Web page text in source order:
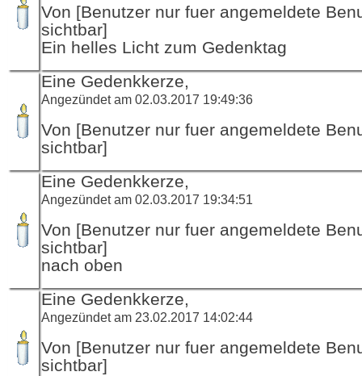
Von [Benutzer nur fuer angemeldete
sichtbar]
Ein helles Licht zum Gedenktag
Eine Gedenkkerze,
Angezündet am 02.03.2017 19:49:36
Von [Benutzer nur fuer angemeldete
sichtbar]
Eine Gedenkkerze,
Angezündet am 02.03.2017 19:34:51
Von [Benutzer nur fuer angemeldete
sichtbar]
nach oben
Eine Gedenkkerze,
Angezündet am 23.02.2017 14:02:44
Von [Benutzer nur fuer angemeldete
sichtbar]